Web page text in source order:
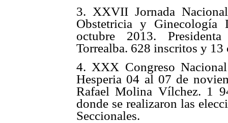
3. XXVII Jornada
Obstetricia y
octubre 2013.
Torrealba. 628 inscritos y 13
4. XXX Congreso
Hesperia 04 al 07 de
Rafael Molina Vílchez. 1
donde se realizaron las
Seccionales.